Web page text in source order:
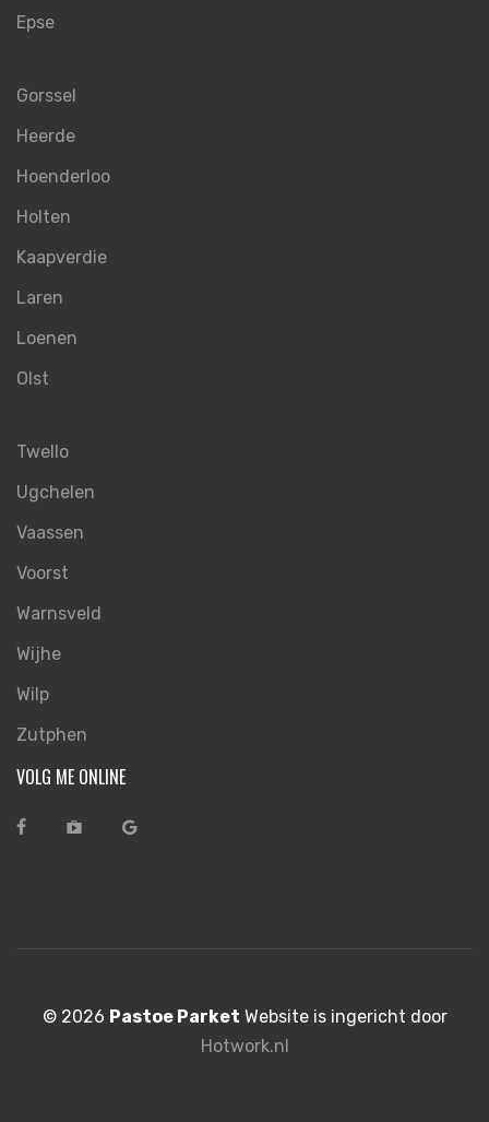
Epse
Gorssel
Heerde
Hoenderloo
Holten
Kaapverdie
Laren
Loenen
Olst
Twello
Ugchelen
Vaassen
Voorst
Warnsveld
Wijhe
Wilp
Zutphen
VOLG ME ONLINE
© 2026 Pastoe Parket Website is ingericht door
Hotwork.nl